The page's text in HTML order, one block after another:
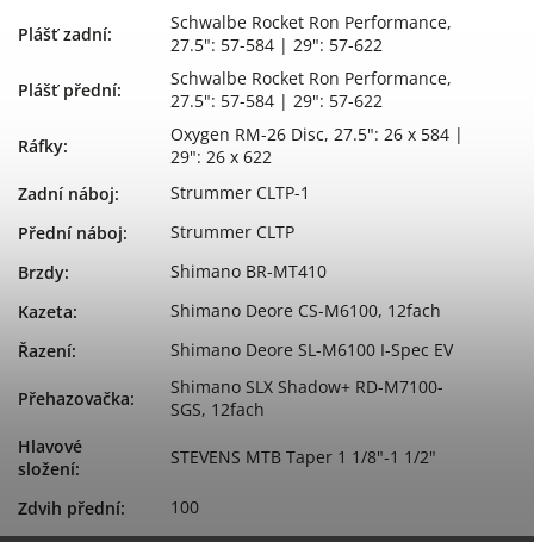
Plášť zadní:
Schwalbe Rocket Ron Performance,
27.5": 57-584 | 29": 57-622
Plášť přední:
Schwalbe Rocket Ron Performance,
27.5": 57-584 | 29": 57-622
Ráfky:
Oxygen RM-26 Disc, 27.5": 26 x 584 |
29": 26 x 622
Zadní náboj:
Strummer CLTP-1
Přední náboj:
Strummer CLTP
Brzdy:
Shimano BR-MT410
Kazeta:
Shimano Deore CS-M6100, 12fach
Řazení: Shimano Deore SL-M6100 I-Spec EV
Přehazovačka:
Shimano SLX Shadow+ RD-M7100-
SGS, 12fach
Hlavové
složení:
STEVENS MTB Taper 1 1/8"-1 1/2"
Zdvih přední:
100